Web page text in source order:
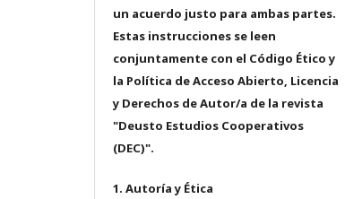
un acuerdo justo para ambas partes.
Estas instrucciones se leen
conjuntamente con el Código Ético y
la Política de Acceso Abierto, Licencia
y Derechos de Autor/a de la revista
"Deusto Estudios Cooperativos
(DEC)".
1. Autoría y Ética